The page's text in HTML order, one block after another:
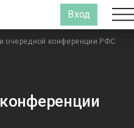
Вход
очередной конференции РФС